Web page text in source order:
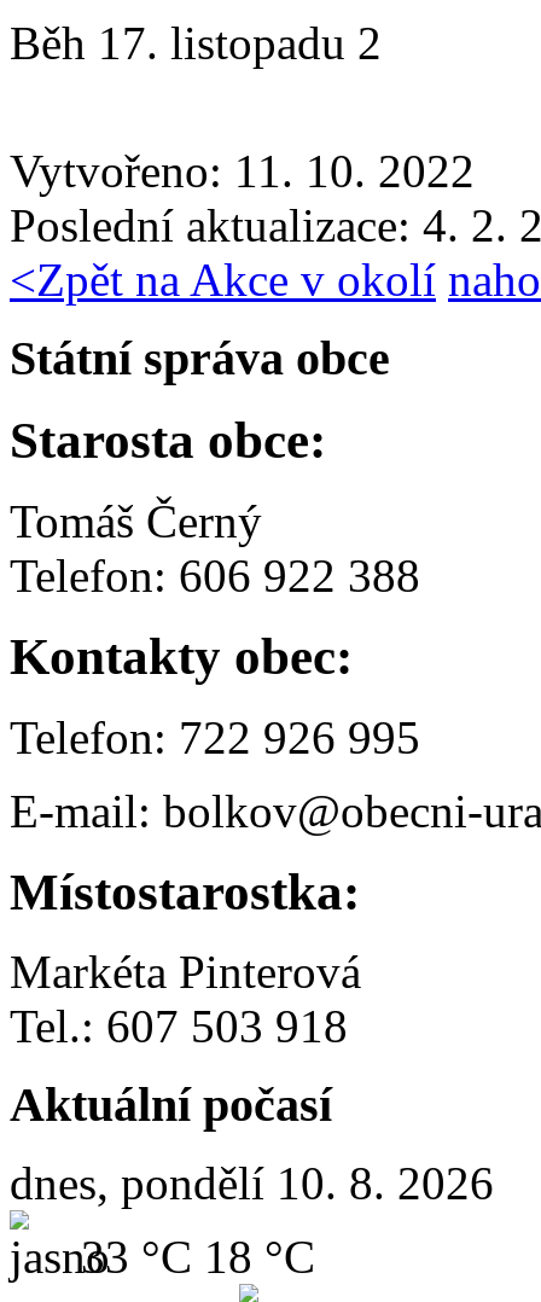
Běh 17. listopadu 2
Vytvořeno: 11. 10. 2022
Poslední aktualizace: 4. 2.
<Zpět na Akce v okolí
Státní správa obce
Starosta obce:
Tomáš Černý
Telefon: 606 922 388
Kontakty obec:
Telefon: 722 926 995
E-mail: bolkov@obecni-
Místostarostka:
Markéta Pinterová
Tel.: 607 503 918
Aktuální počasí
dnes, pondělí 10. 8. 2026
33 °C 18 °C